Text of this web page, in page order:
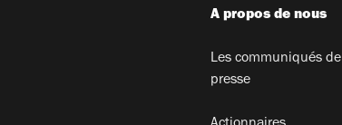
A propos de nous
Les communiqués de
presse